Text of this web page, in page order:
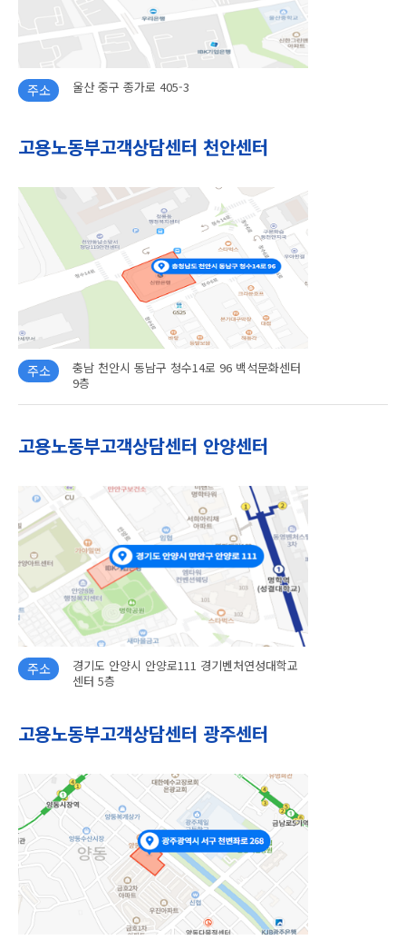
주소 울산 중구 종가로 405-3
고용노동부고객상담센터 천안센터
주소
충남 천안시 동남구 청수14로 96 백석문화센터
9층
고용노동부고객상담센터 안양센터
주소
경기도 안양시 안양로111 경기벤처연성대학교
센터 5층
고용노동부고객상담센터 광주센터